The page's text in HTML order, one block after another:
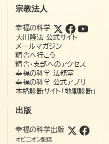
宗教法人
幸福の科学
大川隆法 公式サイト
メールマガジン
精舎へ行こう
精舎・支部へのアクセス
幸福の科学 法務室
幸福の科学 公式アプリ
本格診断サイト「地獄診断」
出版
幸福の科学出版
オピニオン配信